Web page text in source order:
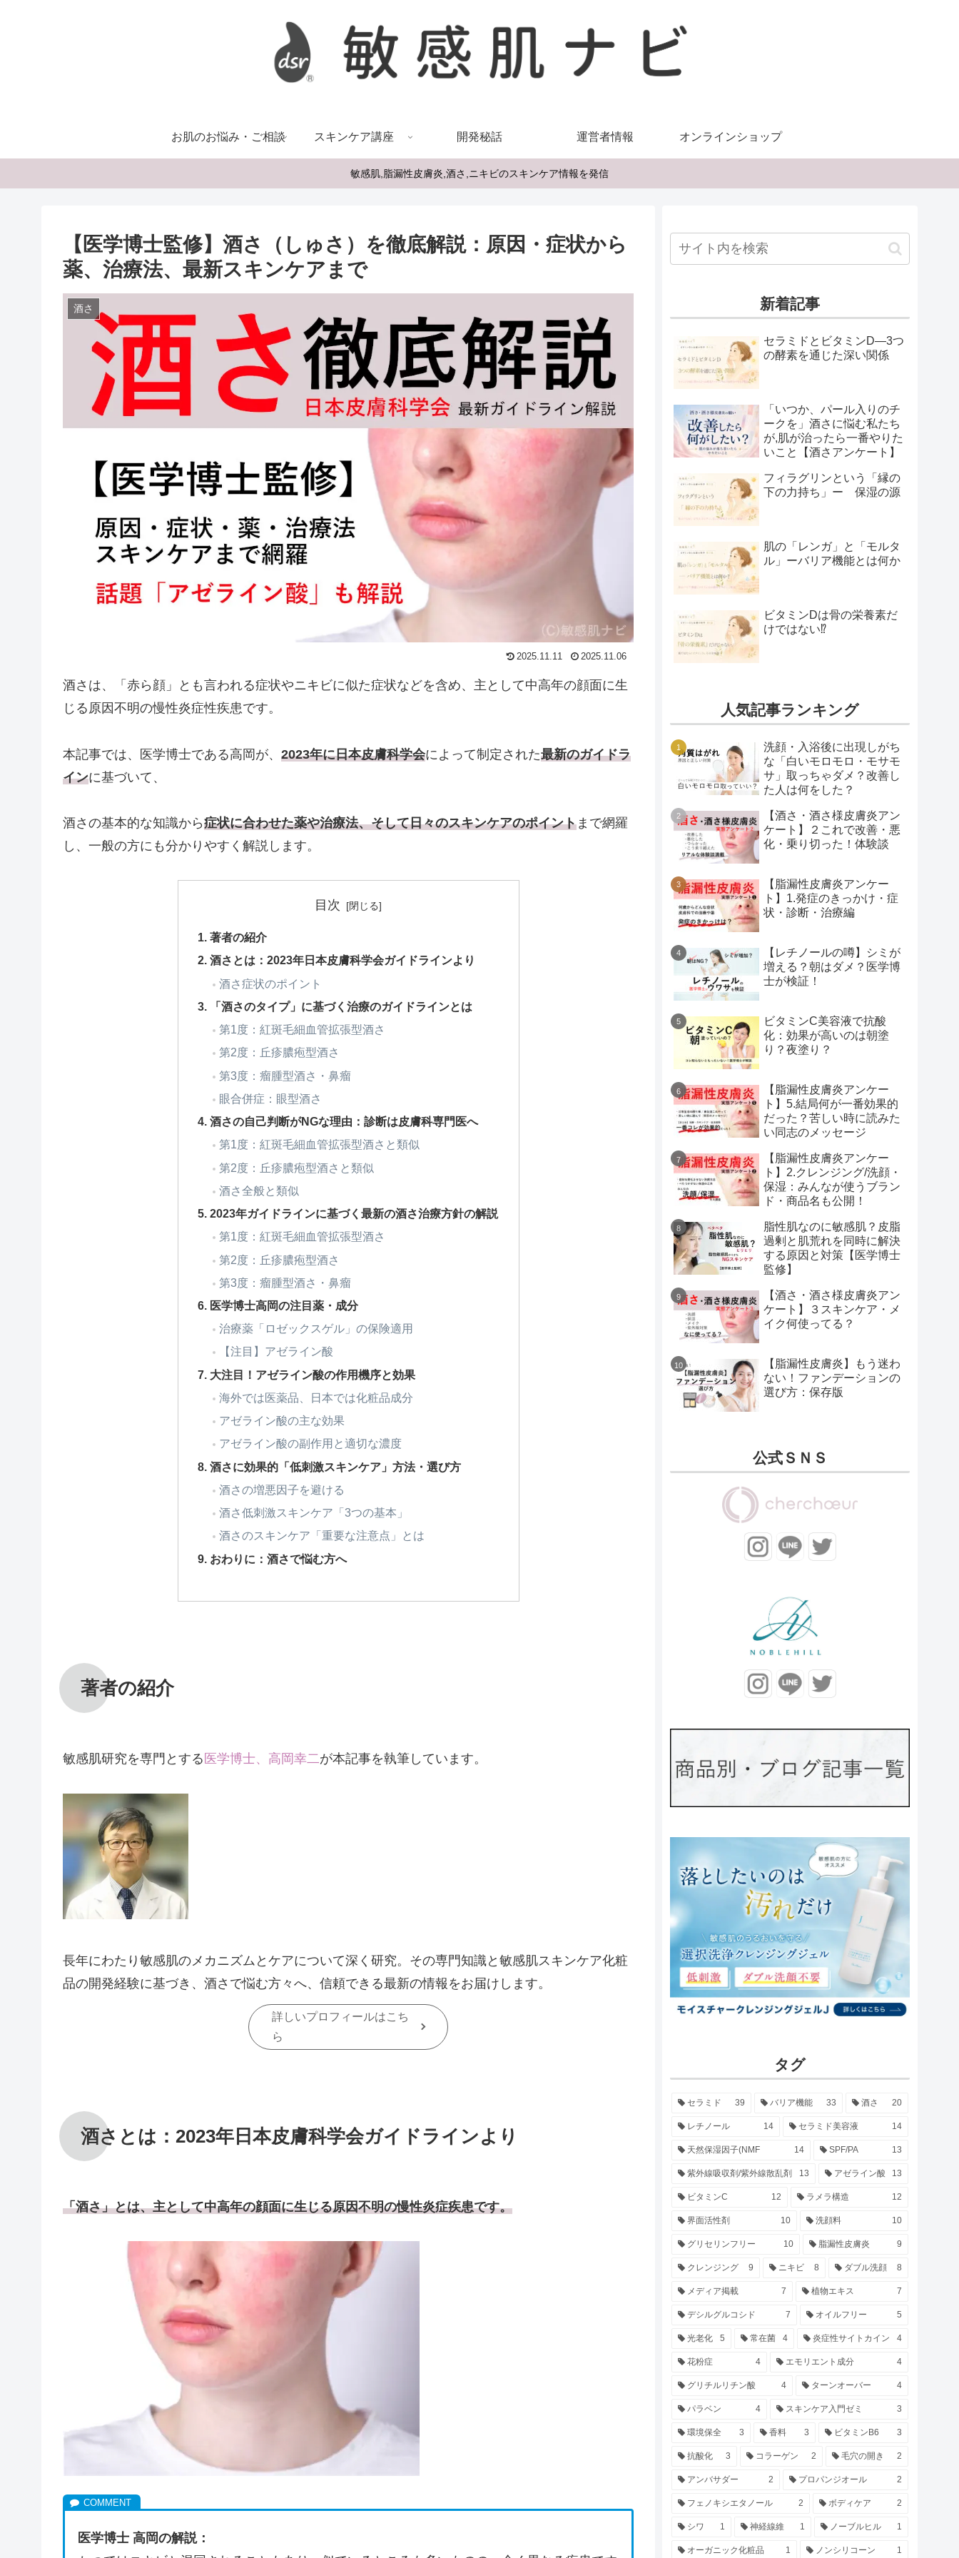
お肌のお悩み・ご相談 スキンケア講座 開発秘話 運営者情報 オンラインショップ
敏感肌,脂漏性皮膚炎,酒さ,ニキビのスキンケア情報を発信
【医学博士監修】酒さ（しゅさ）を徹底解説：原因・症状から
薬、治療法、最新スキンケアまで
酒さ
2025.11.11 2025.11.06
酒さは、「赤ら顔」とも言われる症状やニキビに似た症状などを含め、主として中高年の顔面に生
じる原因不明の慢性炎症性疾患です。
本記事では、医学博士である高岡が、 2023年に日本皮膚科学会によって制定された最新のガイドラ
インに基づいて、
酒さの基本的な知識から症状に合わせた薬や治療法、そして日々のスキンケアのポイント まで網羅
し、一般の方にも分かりやすく解説します。
目次
著者の紹介
酒さとは：2023年日本皮膚科学会ガイドラインより
酒さ症状のポイント
「酒さのタイプ」に基づく治療のガイドラインとは
第1度：紅斑毛細血管拡張型酒さ
第2度：丘疹膿疱型酒さ
第3度：瘤腫型酒さ・鼻瘤
眼合併症：眼型酒さ
酒さの自己判断がNGな理由：診断は皮膚科専門医へ
第1度：紅斑毛細血管拡張型酒さと類似
第2度：丘疹膿疱型酒さと類似
酒さ全般と類似
2023年ガイドラインに基づく最新の酒さ治療方針の解説
第1度：紅斑毛細血管拡張型酒さ
第2度：丘疹膿疱型酒さ
第3度：瘤腫型酒さ・鼻瘤
医学博士高岡の注目薬・成分
治療薬「ロゼックスゲル」の保険適用
【注目】アゼライン酸
大注目！アゼライン酸の作用機序と効果
海外では医薬品、日本では化粧品成分
アゼライン酸の主な効果
アゼライン酸の副作用と適切な濃度
酒さに効果的「低刺激スキンケア」方法・選び方
酒さの増悪因子を避ける
酒さ低刺激スキンケア「3つの基本」
酒さのスキンケア「重要な注意点」とは
おわりに：酒さで悩む方へ
著者の紹介
敏感肌研究を専門とする 医学博士、高岡幸二が本記事を執筆しています。
長年にわたり敏感肌のメカニズムとケアについて深く研究。その専門知識と敏感肌スキンケア化粧
品の開発経験に基づき、酒さで悩む方々へ、信頼できる最新の情報をお届けします。
詳しいプロフィールはこち
ら
酒さとは：2023年日本皮膚科学会ガイドラインより
「酒さ」とは、主として中高年の顔面に生じる原因不明の慢性炎症疾患です。
医学博士 高岡の解説：
新着記事
セラミドとビタミンD―3つ
の酵素を通じた深い関係
「いつか、パール入りのチ
ークを」酒さに悩む私たち
が,肌が治ったら一番やりた
いこと【酒さアンケート】
フィラグリンという「縁の
下の力持ち」ー 保湿の源
肌の「レンガ」と「モルタ
ル」ーバリア機能とは何か
ビタミンDは骨の栄養素だ
けではない⁉
人気記事ランキング
洗顔・入浴後に出現しがち
な「白いモロモロ・モサモ
サ」取っちゃダメ？改善し
た人は何をした？
【酒さ・酒さ様皮膚炎アン
ケート】２これで改善・悪
化・乗り切った！体験談
【脂漏性皮膚炎アンケー
ト】1.発症のきっかけ・症
状・診断・治療編
【レチノールの噂】シミが
増える？朝はダメ？医学博
士が検証！
ビタミンC美容液で抗酸
化：効果が高いのは朝塗
り？夜塗り？
【脂漏性皮膚炎アンケー
ト】5.結局何が一番効果的
だった？苦しい時に読みた
い同志のメッセージ
【脂漏性皮膚炎アンケー
ト】2.クレンジング/洗顔・
保湿：みんなが使うブラン
ド・商品名も公開！
脂性肌なのに敏感肌？皮脂
過剰と肌荒れを同時に解決
する原因と対策【医学博士
監修】
【酒さ・酒さ様皮膚炎アン
ケート】３スキンケア・メ
イク何使ってる？
【脂漏性皮膚炎】もう迷わ
ない！ファンデーションの
選び方：保存版
公式ＳＮＳ
タグ
セラミド 39 バリア機能 33 酒さ 20
レチノール 14 セラミド美容液 14
天然保湿因子(NMF 14 SPF/PA 13
紫外線吸収剤/紫外線散乱剤 13 アゼライン酸 13
ビタミンC 12 ラメラ構造 12
界面活性剤 10 洗顔料 10
グリセリンフリー 10 脂漏性皮膚炎 9
クレンジング 9 ニキビ 8 ダブル洗顔 8
メディア掲載 7 植物エキス 7
デシルグルコシド 7 オイルフリー 5
光老化 5 常在菌 4 炎症性サイトカイン 4
花粉症 4 エモリエント成分 4
グリチルリチン酸 4 ターンオーバー 4
パラベン 4 スキンケア入門ゼミ 3
環境保全 3 香料 3 ビタミンB6 3
抗酸化 3 コラーゲン 2 毛穴の開き 2
アンバサダー 2 プロパンジオール 2
フェノキシエタノール 2 ボディケア 2
シワ 1 神経線維 1 ノーブルヒル 1
オーガニック化粧品 1 ノンシリコーン 1